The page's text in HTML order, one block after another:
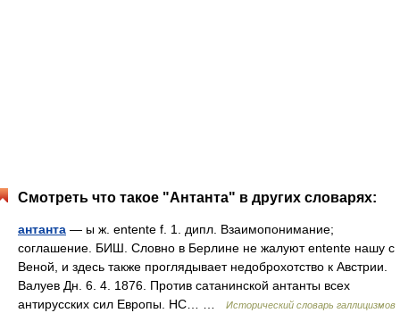
Смотреть что такое "Антанта" в других словарях:
антанта — ы ж. entente f. 1. дипл. Взаимопонимание;
соглашение. БИШ. Словно в Берлине не жалуют entente нашу с
Веной, и здесь также проглядывает недоброхотство к Австрии.
Валуев Дн. 6. 4. 1876. Против сатанинской антанты всех
антирусских сил Европы. НС… …
Исторический словарь галлицизмов